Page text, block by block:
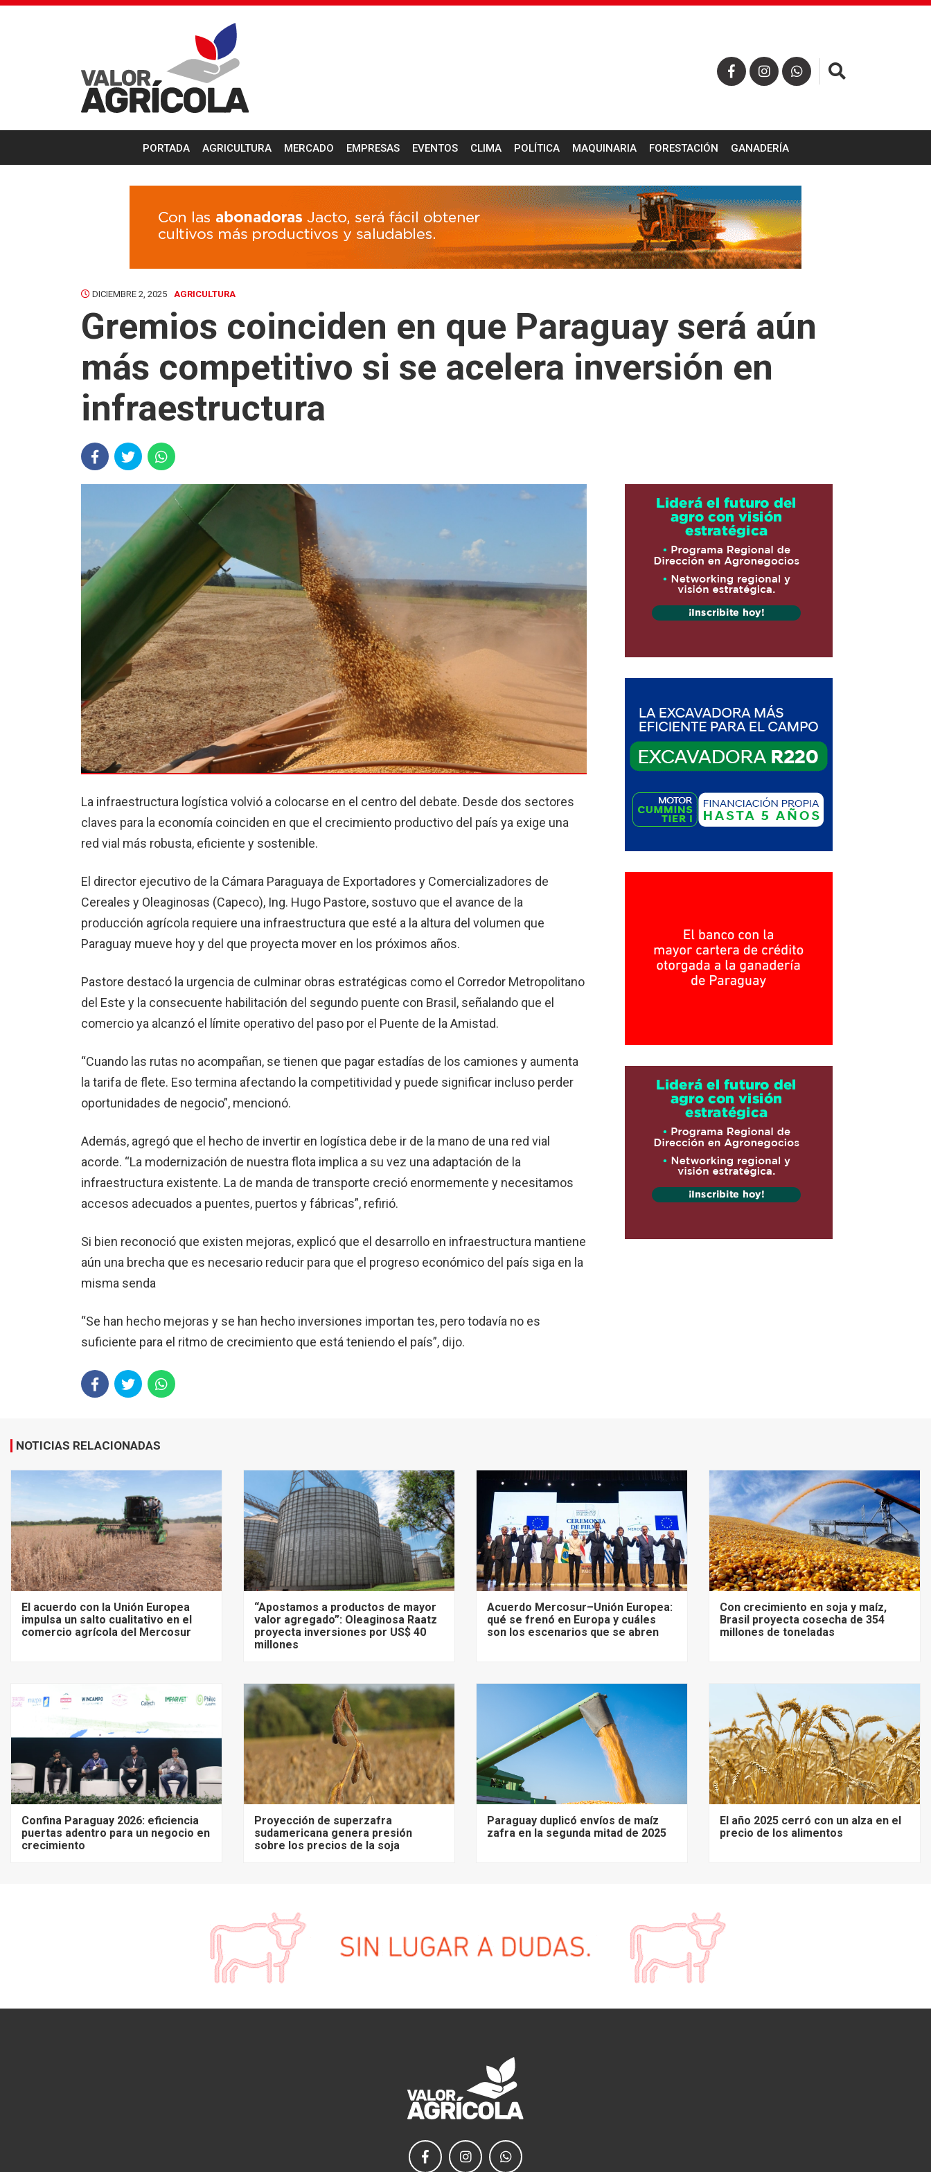
PORTADA AGRICULTURA MERCADO EMPRESAS EVENTOS CLIMA POLÍTICA MAQUINARIA FORESTACIÓN GANADERÍA
DICIEMBRE 2, 2025 AGRICULTURA
Gremios coinciden en que Paraguay será aún
más competitivo si se acelera inversión en
infraestructura
La infraestructura logística volvió a colocarse en el centro del debate. Desde dos sectores
claves para la economía coinciden en que el crecimiento productivo del país ya exige una
red vial más robusta, eficiente y sostenible.
El director ejecutivo de la Cámara Paraguaya de Exportadores y Comercializadores de
Cereales y Oleaginosas (Capeco), Ing. Hugo Pastore, sostuvo que el avance de la
producción agrícola requiere una infraestructura que esté a la altura del volumen que
Paraguay mueve hoy y del que proyecta mover en los próximos años.
Pastore destacó la urgencia de culminar obras estratégicas como el Corredor Metropolitano
del Este y la consecuente habilitación del segundo puente con Brasil, señalando que el
comercio ya alcanzó el límite operativo del paso por el Puente de la Amistad.
“Cuando las rutas no acompañan, se tienen que pagar estadías de los camiones y aumenta
la tarifa de flete. Eso termina afectando la competitividad y puede significar incluso perder
oportunidades de negocio”, mencionó.
Además, agregó que el hecho de invertir en logística debe ir de la mano de una red vial
acorde. “La modernización de nuestra flota implica a su vez una adaptación de la
infraestructura existente. La de manda de transporte creció enormemente y necesitamos
accesos adecuados a puentes, puertos y fábricas”, refirió.
Si bien reconoció que existen mejoras, explicó que el desarrollo en infraestructura mantiene
aún una brecha que es necesario reducir para que el progreso económico del país siga en la
misma senda
“Se han hecho mejoras y se han hecho inversiones importan tes, pero todavía no es
suficiente para el ritmo de crecimiento que está teniendo el país”, dijo.
NOTICIAS RELACIONADAS
El acuerdo con la Unión Europea
impulsa un salto cualitativo en el
comercio agrícola del Mercosur
“Apostamos a productos de mayor
valor agregado”: Oleaginosa Raatz
proyecta inversiones por US$ 40
millones
Acuerdo Mercosur–Unión Europea:
qué se frenó en Europa y cuáles
son los escenarios que se abren
Con crecimiento en soja y maíz,
Brasil proyecta cosecha de 354
millones de toneladas
Confina Paraguay 2026: eficiencia
puertas adentro para un negocio en
crecimiento
Proyección de superzafra
sudamericana genera presión
sobre los precios de la soja
Paraguay duplicó envíos de maíz
zafra en la segunda mitad de 2025
El año 2025 cerró con un alza en el
precio de los alimentos